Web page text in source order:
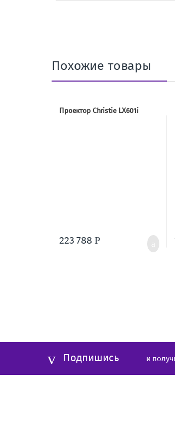
Похожие товары
Проектор Christie LX601i
223 788 Р
Подпишись и